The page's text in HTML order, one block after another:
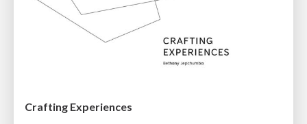
Crafting Experiences